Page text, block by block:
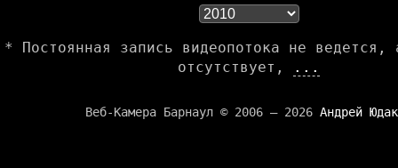
* Постоянная запись видеопотока не ведется,
отсутствует,
...
Веб-Камера Барнаул © 2006 — 2026 Андрей